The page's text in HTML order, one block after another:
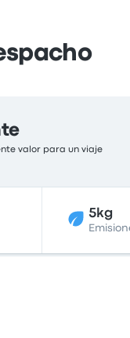
valor para un viaje
5kg